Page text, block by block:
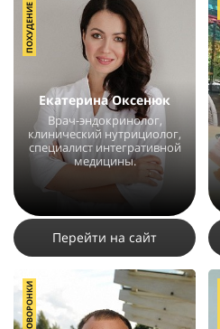
Екатерина Оксенюк
Врач-эндокринолог,
клинический нутрициолог,
специалист интегративной
медицины.
ПОХУДЕНИЕ
Перейти на сайт
АВТОВОРОНКИ